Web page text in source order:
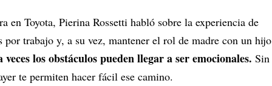
en Toyota, Pierina Rossetti habló sobre la experiencia de
trabajo y, a su vez, mantener el rol de madre con un hijo
veces los obstáculos pueden llegar a ser emocionales. Sin
te permiten hacer fácil ese camino.